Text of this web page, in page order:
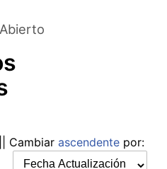
|| Cambiar ascendente por: